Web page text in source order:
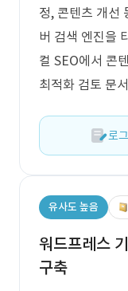
정, 콘텐츠 개선
버 검색 엔진을
컬 SEO에서 콘
최적화 검토 문
로
유사도 높음
워드프레스
구축